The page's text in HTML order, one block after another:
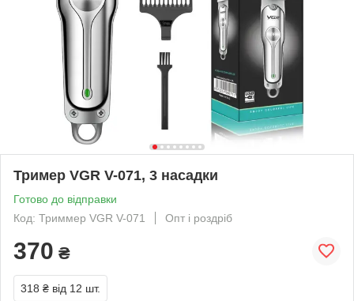
Тример VGR V-071, 3 насадки
Готово до відправки
Код: Триммер VGR V-071
Опт і роздріб
370 ₴
318 ₴ від 12 шт.